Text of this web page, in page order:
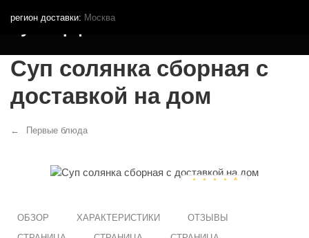
регион доставки: Москва
Кутья.рф
Суп солянка сборная с
доставкой на дом
Первые блюда
ОБЗОР ХАРАКТЕРИСТИКИ
ОТЗЫВЫ